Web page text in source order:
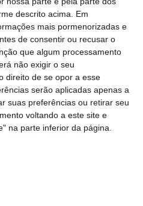
descrito acima. Em
mais pormenorizadas e
de consentir ou recusar o
que algum processamento
não exigir o seu
direito de se opor a esse
serão aplicadas apenas a
suas preferências ou retirar seu
voltando a este site e
na parte inferior da página.
históricas do
fragmentação da
dados de sinistros por
e consistência
um avanço considerável
ponto de vista